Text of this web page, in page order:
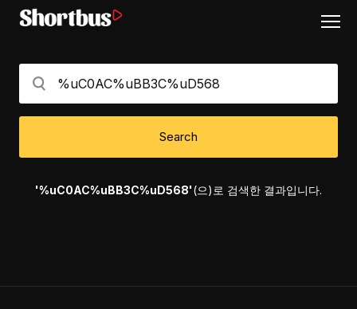
Search
'%uC0AC%uBB3C%uD568'(으)로 검색한 결과입니다.